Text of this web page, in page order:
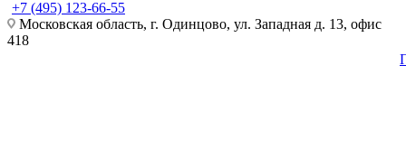
+7 (495) 123-66-55
Московская область, г. Одинцово, ул. Западная д. 13, офис
418